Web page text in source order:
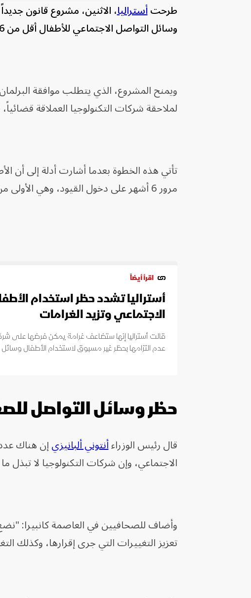
طرحتأستراليا، الاثنين، مشروع قانون
وسائل التواصل الاجتماعي للأطفال أقل من 16 سنة.
ويمنح المشروع، الذي يتطلب موافقة
لملاحقة شركات التكنولوجيا العملاقة
تأتي هذه الخطوة بعدما أشارت أدلة إلى أن
مرور 6 أشهر على دخول القيود، وهي الأولى من نوعها عالمياً، حيز التنفيذ في ديسمبر.
اقرأ أيضاً
أستراليا تشدد حظر استخدام
الاجتماعي وتزيد الغرامات
قالت أستراليا إنها ستضاعف غرامة يمكن فرضها على
عدم التزامها بحظر غير مسبوق لاستخدام الأطفال
حظر وسائل التواصل
قال رئيس الوزراءأنتوني ألبانيزيإن هناك
الاجتماعي، وإن شركات التكنولوجيا لا تبذل
وأضاف للصحافيين في العاصمة كانبيرا:
تعزيز التغييرات التي جرى إقرارها، وكذلك